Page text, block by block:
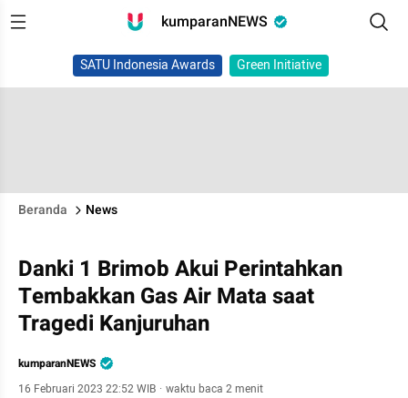
kumparanNEWS
SATU Indonesia Awards Green Initiative
Beranda News
Danki 1 Brimob Akui Perintahkan
Tembakkan Gas Air Mata saat
Tragedi Kanjuruhan
kumparanNEWS
16 Februari 2023 22:52 WIB · waktu baca 2 menit